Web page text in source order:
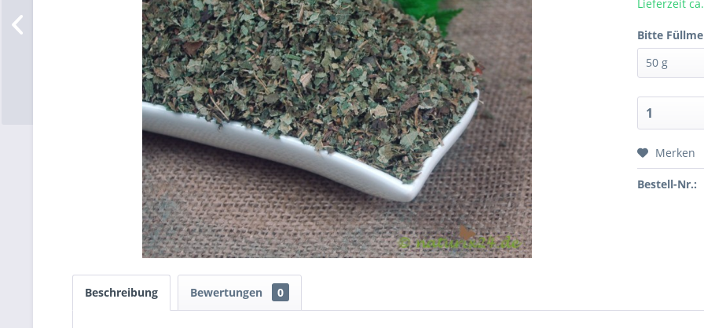
Lieferzeit
Bitte
Merken
Bestell-Nr.:
Beschreibung Bewertungen 0